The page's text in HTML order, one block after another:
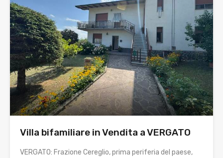
Villa bifamiliare in Vendita a VERGATO
VERGATO: Frazione Cereglio, prima periferia del paese,